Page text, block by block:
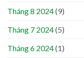
Tháng 8 2024(9)
Tháng 7 2024(5)
Tháng 6 2024(1)